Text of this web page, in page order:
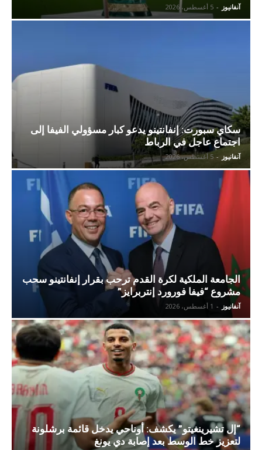
آنفانيوز - 5 أغسطس، 2026
سكاي سبورت: إنفانتينو يدعو كبار مسؤولي الفيفا إلى
اجتماع عاجل في الرباط
آنفانيوز - 5 أغسطس، 2026
الجامعة الملكية لكرة القدم ترحب بقرار إنفانتينو سحب
مشروع “فيفا فورورد إنتربرايز”
آنفانيوز - 1 أغسطس، 2026
“إل تشيرينغيتو” يكشف: أوناحي يدخل قائمة برشلونة
لتعزيز خط الوسط بعد إصابة دي يونغ